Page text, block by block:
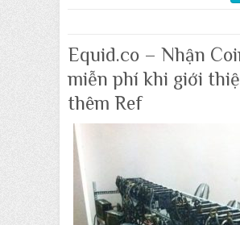
Equid.co – Nhận
miễn phí khi giới
thêm Ref